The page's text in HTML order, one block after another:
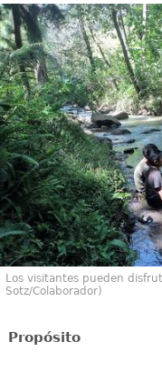
Los visitantes pueden
Sotz/Colaborador)
Propósito